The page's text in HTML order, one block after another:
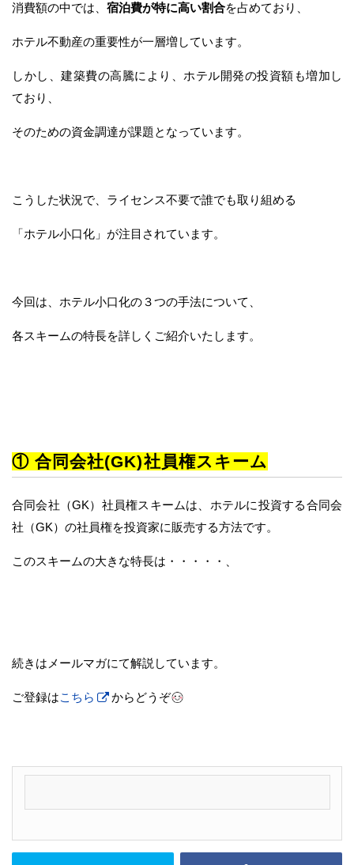
消費額の中では、 宿泊費が特に高い割合を占めており、
ホテル不動産の重要性が一層増しています。
しかし、建築費の高騰により、ホテル開発の投資額も増加し
ており、
そのための資金調達が課題となっています。
こうした状況で、ライセンス不要で誰でも取り組める
「ホテル小口化」が注目されています。
今回は、ホテル小口化の３つの手法について、
各スキームの特長を詳しくご紹介いたします。
① 合同会社(GK)社員権スキーム
合同会社（GK）社員権スキームは、ホテルに投資する合同会
社（GK）の社員権を投資家に販売する方法です。
このスキームの大きな特長は・・・・・、
続きはメールマガにて解説しています。
ご登録はこちら からどうぞ